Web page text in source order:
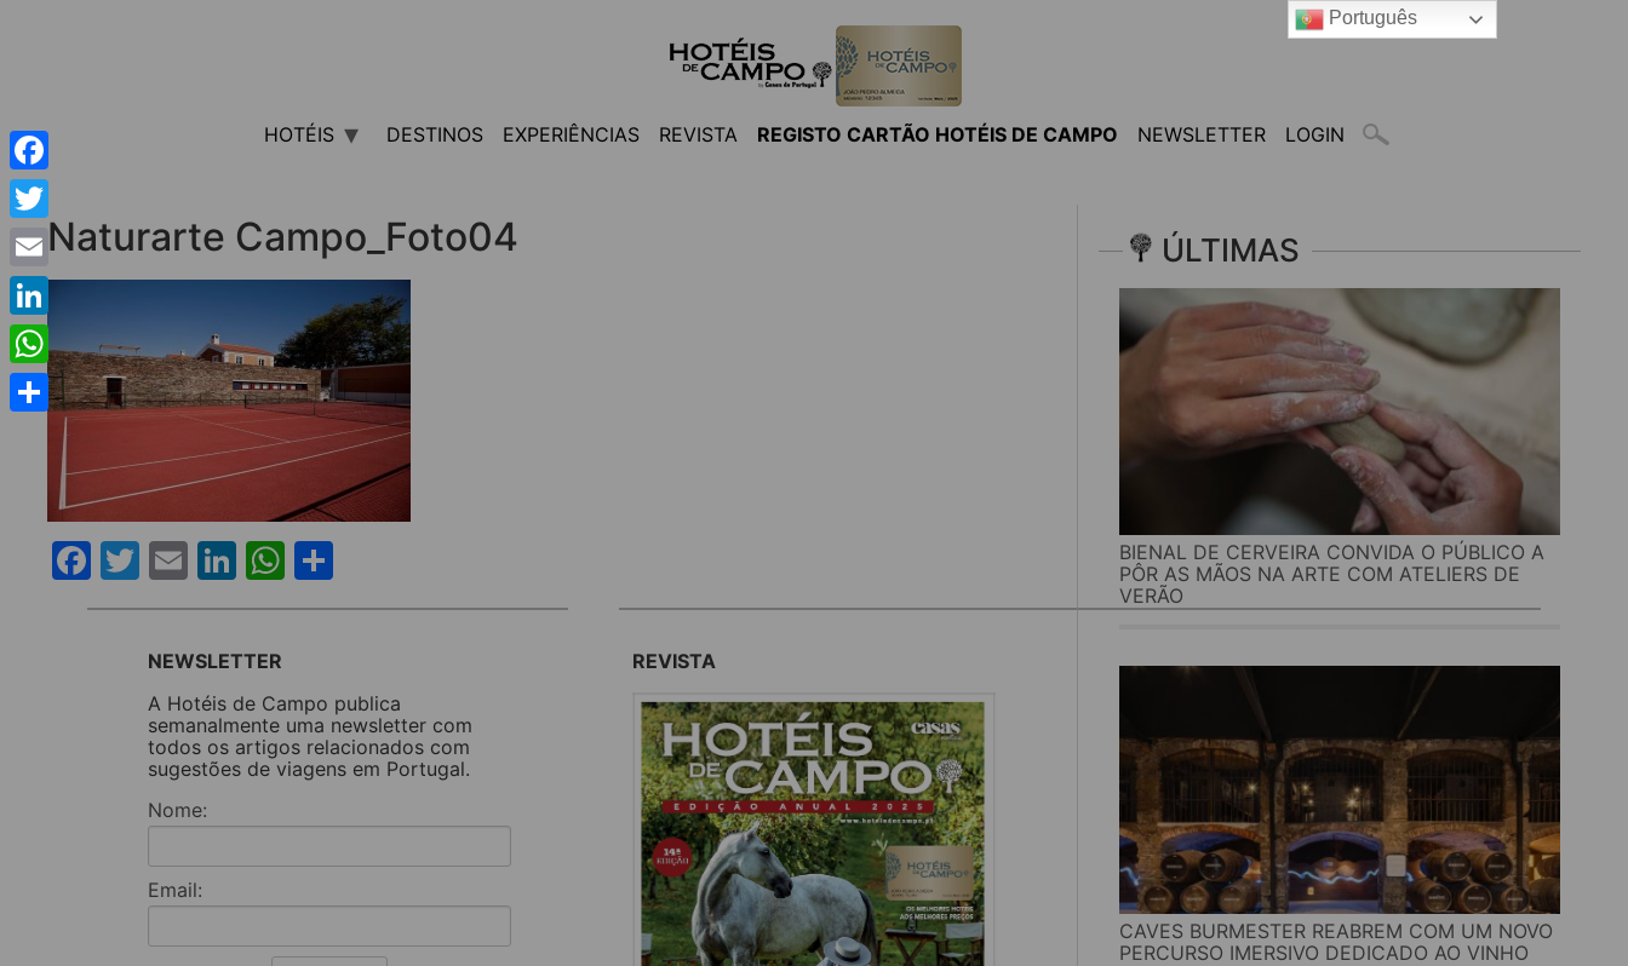
HOTÉIS DESTINOS EXPERIÊNCIAS REVISTA REGISTO CARTÃO HOTÉIS DE CAMPO NEWSLETTER LOGIN
Naturarte Campo_Foto04
Facebook
Twitter
EmailLinkedIn
WhatsApp
ÚLTIMAS
BIENAL DE CERVEIRA CONVIDA O PÚBLICO A
PÔR AS MÃOS NA ARTE COM ATELIERS DE
VERÃO
CAVES BURMESTER REABREM COM UM NOVO
PERCURSO IMERSIVO DEDICADO AO VINHO
NEWSLETTER
A Hotéis de Campo publica
semanalmente uma newsletter com
todos os artigos relacionados com
sugestões de viagens em Portugal.
Nome:
Email:
REVISTA
Facebook
Twitter
Email
LinkedIn
WhatsApp
Português